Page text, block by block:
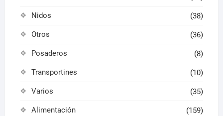
Nidos (38)
Otros (36)
Posaderos (8)
Transportines (10)
Varios (35)
Alimentación (159)